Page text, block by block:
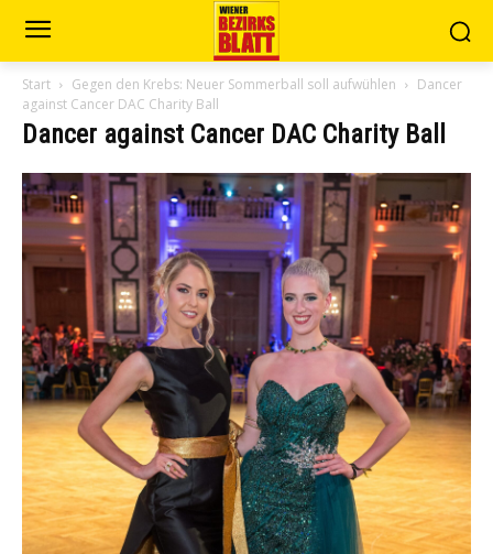
Start Gegen den Krebs: Neuer Sommerball soll aufwühlen
Dancer
against Cancer DAC Charity Ball
Dancer against Cancer DAC Charity Ball